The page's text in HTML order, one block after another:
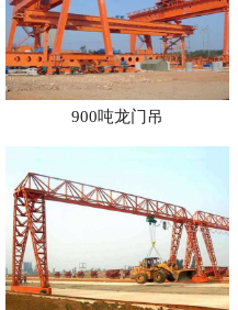
900吨龙门吊